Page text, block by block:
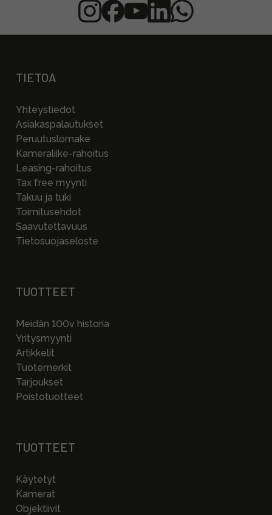
TIETOA
Yhteystiedot
Asiakaspalautukset
Peruutuslomake
Kameraliike-rahoitus
Leasing-rahoitus
Tax free myynti
Takuu ja tuki
Toimitusehdot
Saavutettavuus
Tietosuojaseloste
TUOTTEET
Meidän 100v historia
Yritysmyynti
Artikkelit
Tuotemerkit
Tarjoukset
Poistotuotteet
TUOTTEET
Käytetyt
Kamerat
Objektiivit